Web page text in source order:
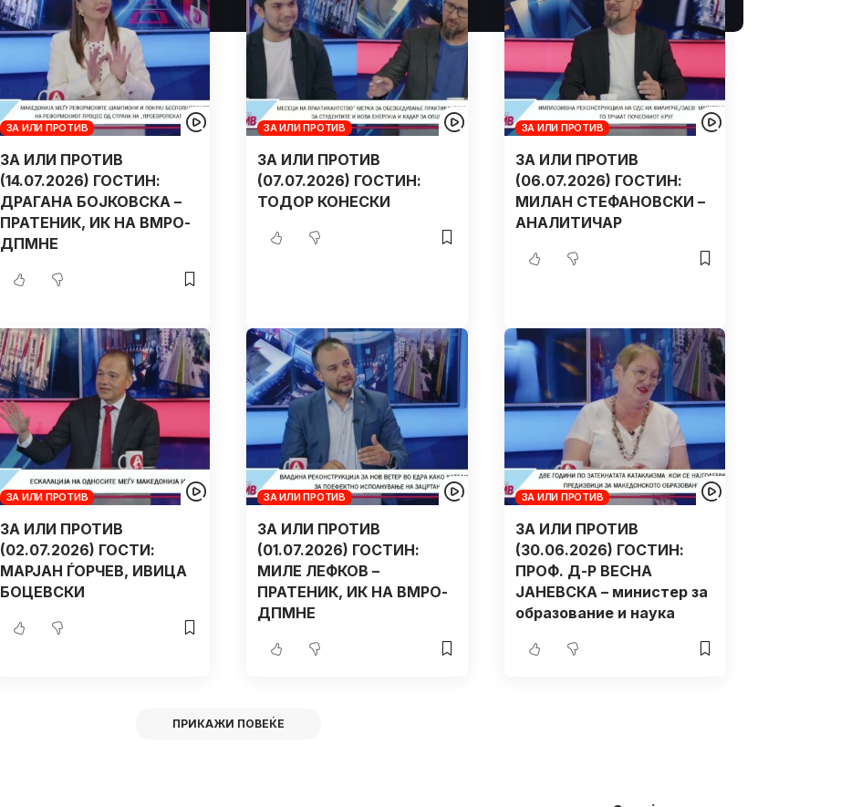
ЗА ИЛИ ПРОТИВ
ЗА ИЛИ ПРОТИВ
(14.07.2026) ГОСТИН:
ДРАГАНА БОЈКОВСКА –
ПРАТЕНИК, ИК НА ВМРО-
ДПМНЕ
ЗА ИЛИ ПРОТИВ
ЗА ИЛИ ПРОТИВ
(07.07.2026) ГОСТИН:
ТОДОР КОНЕСКИ
ЗА ИЛИ ПРОТИВ
ЗА ИЛИ ПРОТИВ
(06.07.2026) ГОСТИН:
МИЛАН СТЕФАНОВСКИ –
АНАЛИТИЧАР
ЗА ИЛИ ПРОТИВ
ЗА ИЛИ ПРОТИВ
(02.07.2026) ГОСТИ:
МАРЈАН ЃОРЧЕВ, ИВИЦА
БОЦЕВСКИ
ЗА ИЛИ ПРОТИВ
ЗА ИЛИ ПРОТИВ
(01.07.2026) ГОСТИН:
МИЛЕ ЛЕФКОВ –
ПРАТЕНИК, ИК НА ВМРО-
ДПМНЕ
ЗА ИЛИ ПРОТИВ
ЗА ИЛИ ПРОТИВ
(30.06.2026) ГОСТИН:
ПРОФ. Д-Р ВЕСНА
ЈАНЕВСКА – министер за
образование и наука
ПРИКАЖИ ПОВЕЌЕ